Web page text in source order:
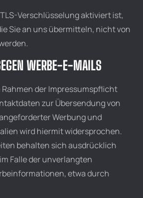
TLS-Verschlüsselung aktiviert ist,
Sie an uns übermitteln, nicht von
WERBE-E-MAILS
Rahmen der Impressumspflicht
zur Übersendung von
Werbung und
wird hiermit widersprochen.
behalten sich ausdrücklich
Falle der unverlangten
etwa durch